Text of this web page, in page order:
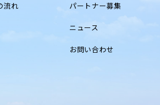
流れ パートナー募集
ニュース
お問い合わせ